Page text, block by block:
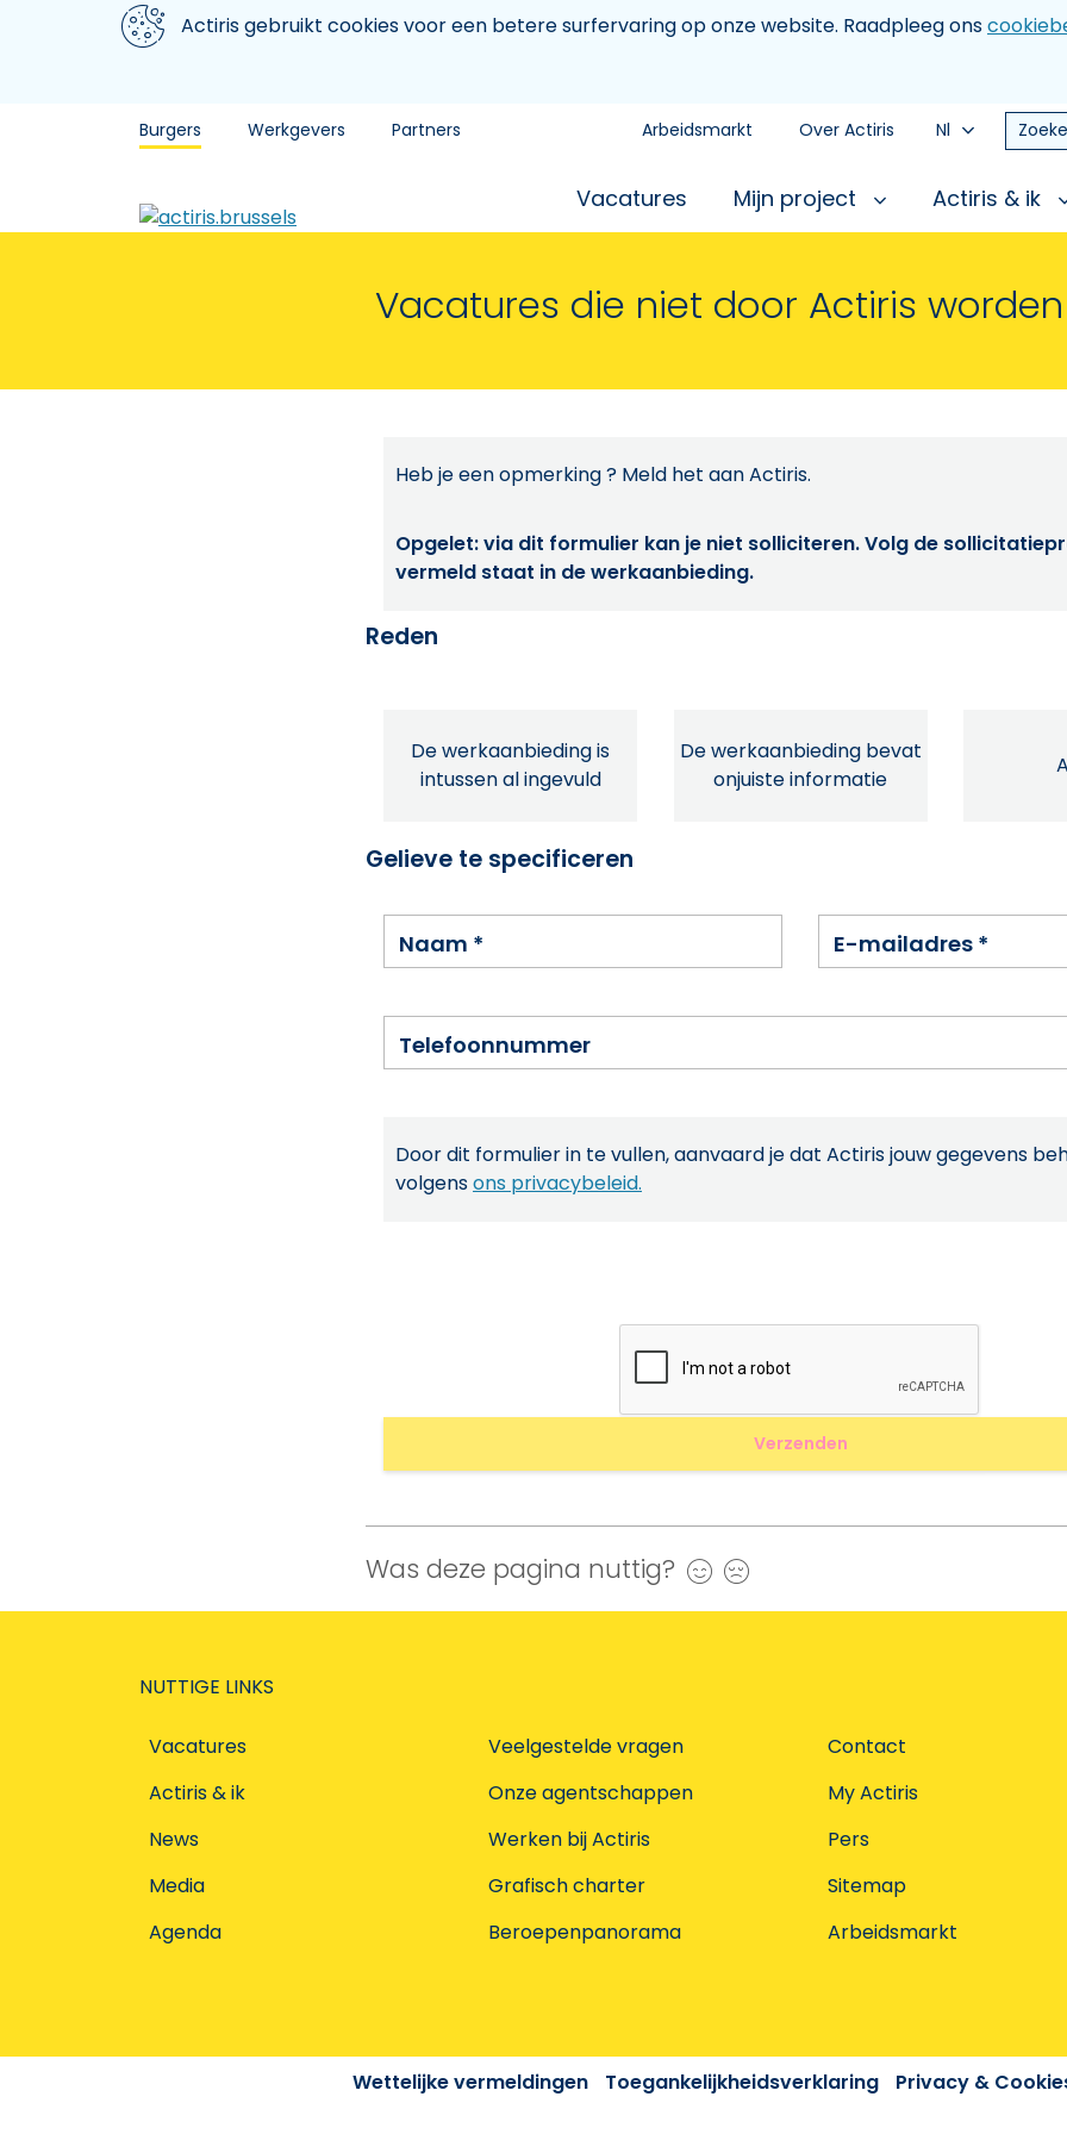
Aller au contenu principal
We gebruiken cookiesActiris gebruikt cookies voor een betere surfervaring op onze website. Raadpleeg ons
Burgers Werkgevers Partners Arbeidsmarkt Over Actiris Nl
Vacatures Mijn project Actiris & ik
Vacatures die niet door Actiris
Heb je een opmerking ? Meld het aan Actiris.
Opgelet: via dit formulier kan je niet solliciteren. Volg de
vermeld staat in de werkaanbieding.
Reden
De werkaanbieding is
intussen al ingevuld
De werkaanbieding bevat
onjuiste informatie
Gelieve te specificeren
Naam * E-mailadres *
Telefoonnummer
Door dit formulier in te vullen, aanvaard je dat Actiris jouw gegevens
volgensons privacybeleid.
Was deze pagina nuttig? Ja
NUTTIGE LINKS
Vacatures
Actiris & ik
News
Media
Agenda
Veelgestelde vragen
Onze agentschappen
Werken bij Actiris
Grafisch charter
Beroepenpanorama
Contact
My Actiris
Pers
Sitemap
Arbeidsmarkt
Wettelijke vermeldingen Toegankelijkheidsverklaring Privacy &